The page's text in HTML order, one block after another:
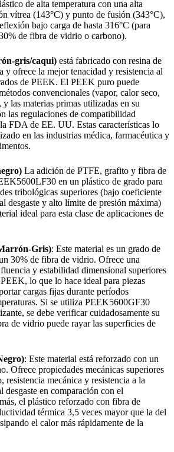
de alta temperatura con una alta
vítrea (143°C) y punto de fusión (343°C),
bajo carga de hasta 316°C (para
de fibra de vidrio o carbono).
gris/caqui) está fabricado con resina de
y ofrece la mejor tenacidad y resistencia al
de PEEK. El PEEK puro puede
convencionales (vapor, calor seco,
las materias primas utilizadas en su
las regulaciones de compatibilidad
FDA de EE. UU. Estas características lo
en las industrias médica, farmacéutica y
La adición de PTFE, grafito y fibra de
en un plástico de grado para
tribológicas superiores (bajo coeficiente
desgaste y alto límite de presión máxima)
ideal para esta clase de aplicaciones de
Gris): Este material es un grado de
30% de fibra de vidrio. Ofrece una
y estabilidad dimensional superiores
lo que lo hace ideal para piezas
cargas fijas durante períodos
Si se utiliza PEEK5600GF30
se debe verificar cuidadosamente su
de vidrio puede rayar las superficies de
: Este material está reforzado con un
Ofrece propiedades mecánicas superiores
resistencia mecánica y resistencia a la
desgaste en comparación con el
el plástico reforzado con fibra de
térmica 3,5 veces mayor que la del
el calor más rápidamente de la